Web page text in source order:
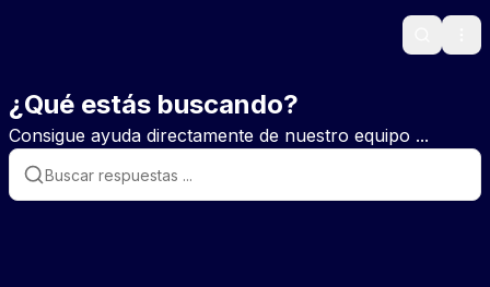
Search
¿Qué estás buscando?
Consigue ayuda directamente de nuestro equipo ...